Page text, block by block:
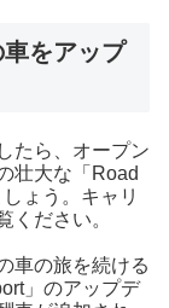
をアップ
たら、オープン
壮大な「Road
ょう。キャリ
ください。
車の旅を続ける
」のアップデ